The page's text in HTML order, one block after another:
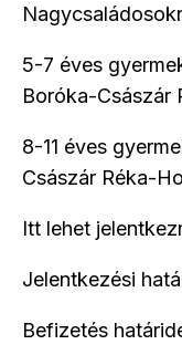
5-7 éves
Boróka-Császár
8-11 éves
Császár Réka-
Itt lehet
Jelentkezési
Befizetés